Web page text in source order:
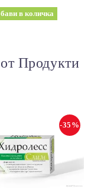
WAY
Продукти
-35%